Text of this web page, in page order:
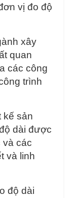
vị đo độ
xây
quan
các công
trình
kế sản
dài được
và các
và linh
độ dài